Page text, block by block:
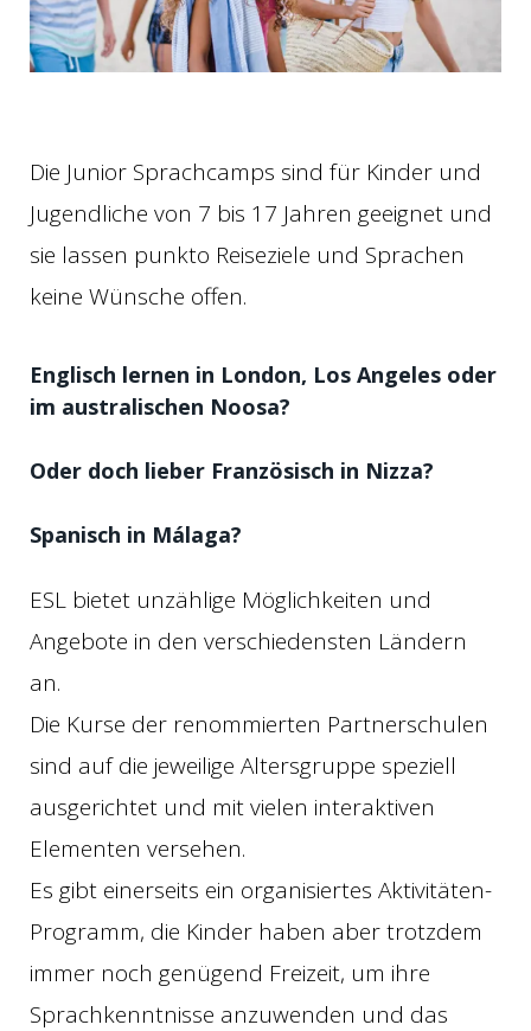
Die Junior Sprachcamps sind für Kinder und
Jugendliche von 7 bis 17 Jahren geeignet und
sie lassen punkto Reiseziele und Sprachen
keine Wünsche offen.
Englisch lernen in London, Los Angeles oder
im australischen Noosa?
Oder doch lieber Französisch in Nizza?
Spanisch in Málaga?
ESL bietet unzählige Möglichkeiten und
Angebote in den verschiedensten Ländern
an.
Die Kurse der renommierten Partnerschulen
sind auf die jeweilige Altersgruppe speziell
ausgerichtet und mit vielen interaktiven
Elementen versehen.
Es gibt einerseits ein organisiertes Aktivitäten-
Programm, die Kinder haben aber trotzdem
immer noch genügend Freizeit, um ihre
Sprachkenntnisse anzuwenden und das